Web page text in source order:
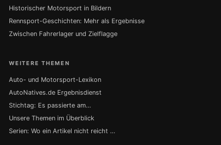
Historischer Motorsport in Bildern
Rennsport-Geschichten: Mehr als Ergebnisse
Zwischen Fahrerlager und Zielflagge
WEITERE THEMEN
Auto- und Motorsport-Lexikon
AutoNatives.de Ergebnisdienst
Stichtag: Es passierte am…
Unsere Themen im Überblick
Serien: Wo ein Artikel nicht reicht …